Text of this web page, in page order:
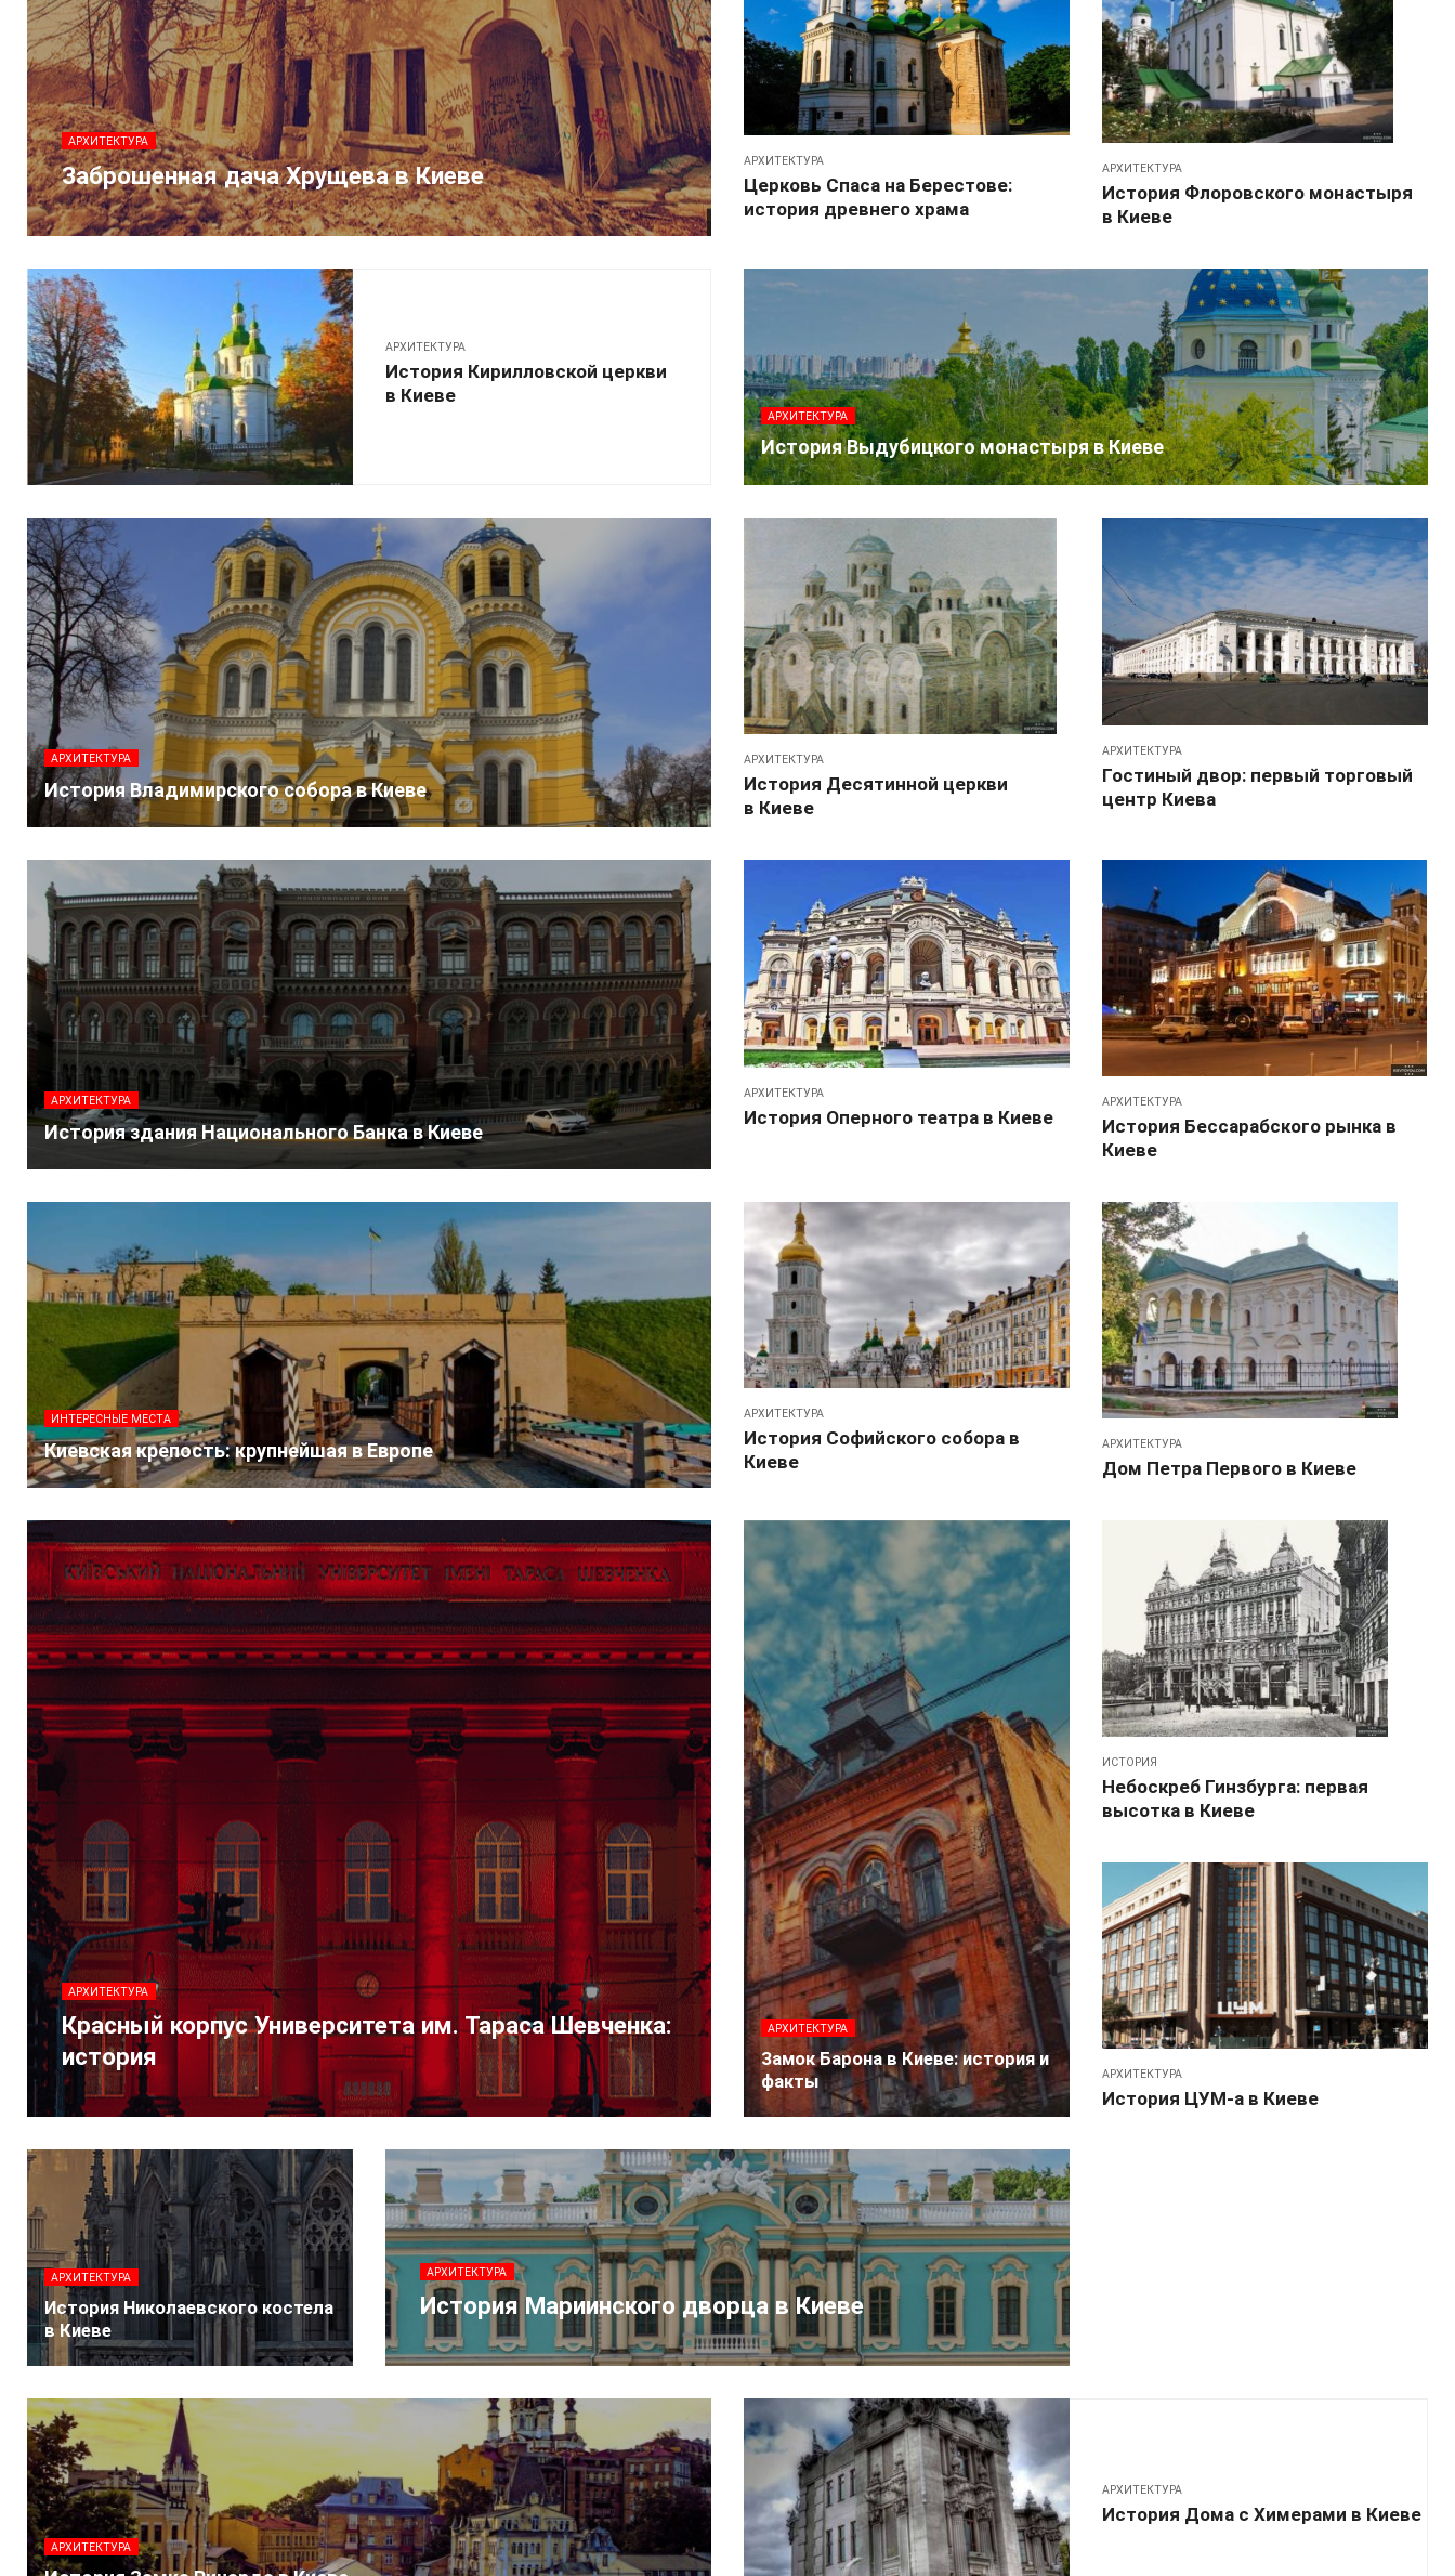
АРХИТЕКТУРА
Заброшенная дача Хрущева в Киеве
АРХИТЕКТУРА
Церковь Спаса на Берестове:
история древнего храма
АРХИТЕКТУРА
История Кирилловской церкви
в Киеве
АРХИТЕКТУРА
История Флоровского монастыря
в Киеве
АРХИТЕКТУРА
История Выдубицкого монастыря в Киеве
АРХИТЕКТУРА
История Владимирского собора в Киеве
АРХИТЕКТУРА
История Десятинной церкви
в Киеве
АРХИТЕКТУРА
Гостиный двор: первый торговый
центр Киева
АРХИТЕКТУРА
История здания Национального Банка в Киеве
АРХИТЕКТУРА
История Оперного театра в Киеве
ИНТЕРЕСНЫЕ МЕСТА
Киевская крепость: крупнейшая в Европе
АРХИТЕКТУРА
История Бессарабского рынка в
Киеве
АРХИТЕКТУРА
История Софийского собора в
Киеве
АРХИТЕКТУРА
Красный корпус Университета им. Тараса Шевченка:
история
АРХИТЕКТУРА
Дом Петра Первого в Киеве
АРХИТЕКТУРА
Замок Барона в Киеве: история и
факты
ИСТОРИЯ
Небоскреб Гинзбурга: первая
высотка в Киеве
АРХИТЕКТУРА
История ЦУМ-а в Киеве
АРХИТЕКТУРА
История Николаевского костела
в Киеве
АРХИТЕКТУРА
История Мариинского дворца в Киеве
АРХИТЕКТУРА
АРХИТЕКТУРА
История Дома с Химерами в Киеве